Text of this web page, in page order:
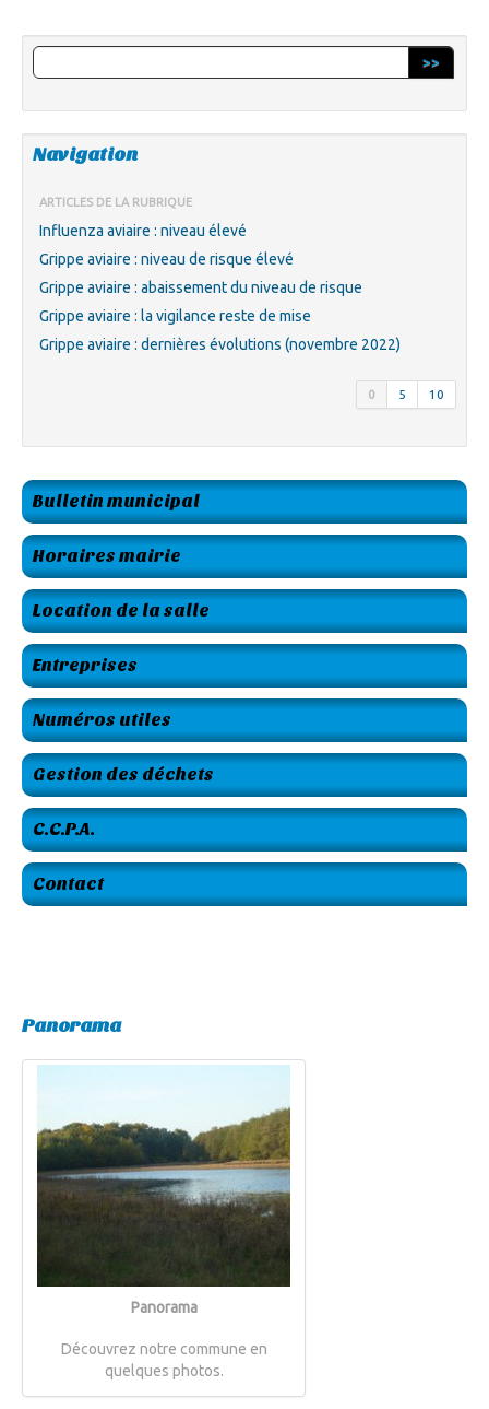
>>
Navigation
ARTICLES DE LA RUBRIQUE
Influenza aviaire : niveau élevé
Grippe aviaire : niveau de risque élevé
Grippe aviaire : abaissement du niveau de risque
Grippe aviaire : la vigilance reste de mise
Grippe aviaire : dernières évolutions (novembre 2022)
0 5 10
Bulletin municipal
Horaires mairie
Location de la salle
Entreprises
Numéros utiles
Gestion des déchets
C.C.P.A.
Contact
Panorama
Panorama
Découvrez notre commune en
quelques photos.